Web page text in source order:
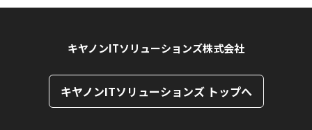
キヤノンITソリューションズ株式会社
キヤノンITソリューションズ トップへ